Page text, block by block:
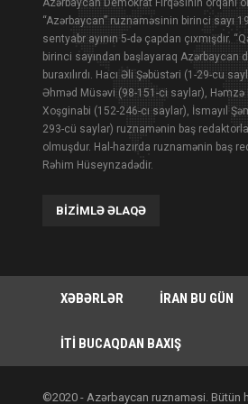
“Azərbaycan” ruznaməsinin birinci sayı
sentyabr ayının 5-də çapdan çıxmışdır.
birinci sayından başlayaraq Azərbaycan
buraxılırdı. Hacı Əli Şəbüstəri (1-29-cu
Əhməd Müsəvi (98-151-ci saylar), Həmzə
Xoşginabi (152-246-cı saylar), İsmayıl
293-cü saylar) ruznamənin baş
olmuşdur. Hal-hazırda ruznamənin baş
Rəhim Hüseynzadədir.
BIZIMLƏ ƏLAQƏ
XƏBƏRLƏR İRAN BU GÜN
İTI BUCAQDAN BAXIŞ
©2020 - Azərbaycan ruznaməsi. Bütün